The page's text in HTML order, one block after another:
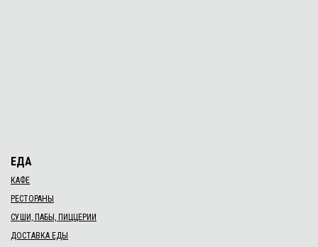
ЕДА
КАФЕ
РЕСТОРАНЫ
СУШИ, ПАБЫ, ПИЦЦЕРИИ
ДОСТАВКА ЕДЫ